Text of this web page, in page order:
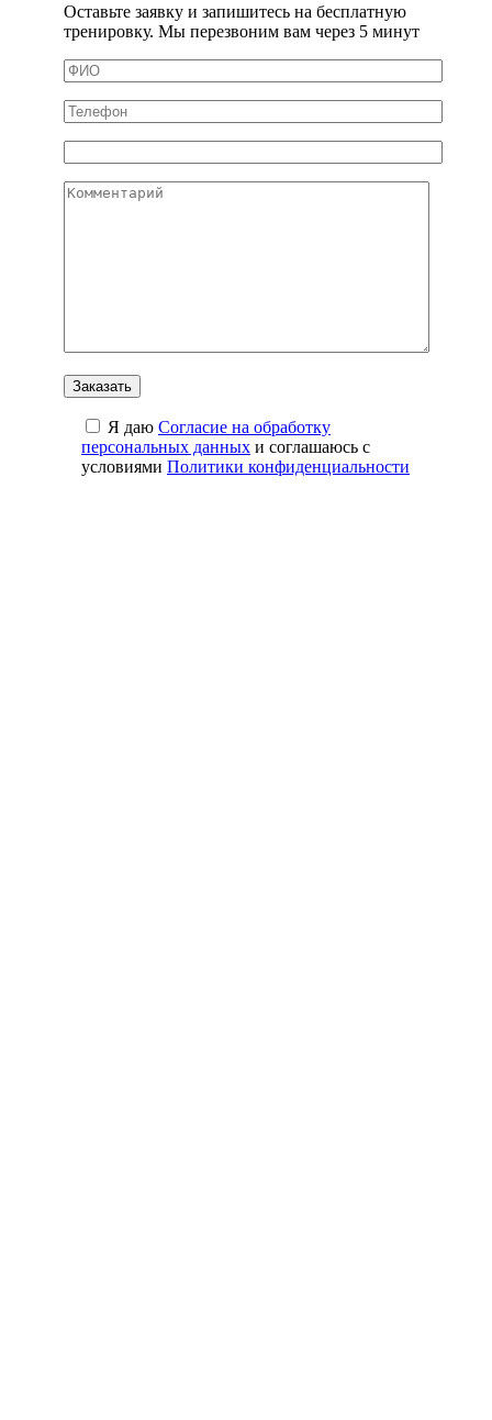
Оставьте заявку и запишитесь на бесплатную
тренировку. Мы перезвоним вам через 5 минут
Я даю Cогласие на обработку
персональных данных и соглашаюсь с
условиями Политики конфиденциальности